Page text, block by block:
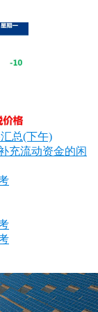
总(下午)
充流动资金的闲